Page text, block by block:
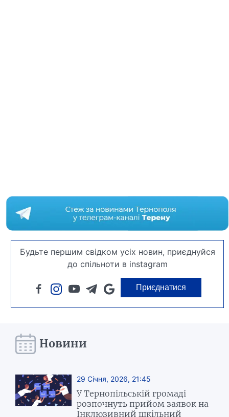
Будьте першим свідком усіх новин, приєднуйся
до спільноти в instagram
Приєднатися
Новини
29 Січня, 2026, 21:45
У Тернопільській громаді
розпочнуть прийом заявок на
Інклюзивний шкільний